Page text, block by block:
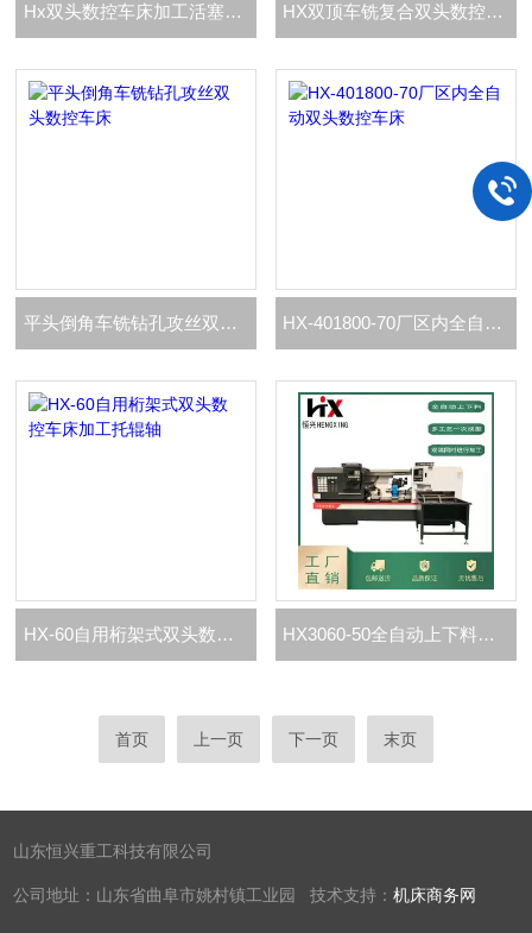
Hx双头数控车床加工活塞杆镀络棒 HX双顶车铣复合双头数控车床加工轴头
平头倒角车铣钻孔攻丝双头数控车床 HX-401800-70厂区内全自动双头数控车床
HX-60自用桁架式双头数控车床加工托辊轴 HX3060-50全自动上下料车床
首页 上一页 下一页 末页
山东恒兴重工科技有限公司
公司地址：山东省曲阜市姚村镇工业园 技术支持：机床商务网